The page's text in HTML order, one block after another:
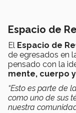
Espacio de
El Espacio de
de egresados en
pensado con la
mente, cuerpo
“Esto es parte de
como uno de sus
nuestra